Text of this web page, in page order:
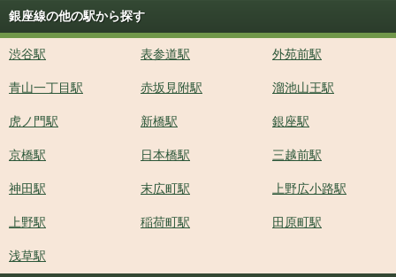
銀座線の他の駅から探す
渋谷駅 表参道駅 外苑前駅
青山一丁目駅 赤坂見附駅 溜池山王駅
虎ノ門駅 新橋駅 銀座駅
京橋駅 日本橋駅 三越前駅
神田駅 末広町駅 上野広小路駅
上野駅 稲荷町駅 田原町駅
浅草駅